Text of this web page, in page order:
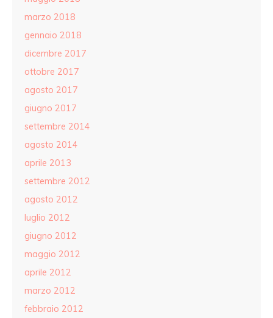
marzo 2018
gennaio 2018
dicembre 2017
ottobre 2017
agosto 2017
giugno 2017
settembre 2014
agosto 2014
aprile 2013
settembre 2012
agosto 2012
luglio 2012
giugno 2012
maggio 2012
aprile 2012
marzo 2012
febbraio 2012